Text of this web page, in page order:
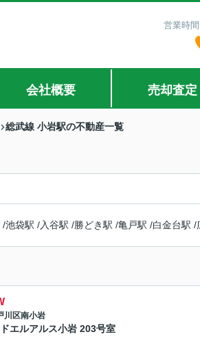
営業時
会社概要 売却査定
総武線 小岩駅の不動産一覧
/池袋駅 /入谷駅 /勝どき駅 /亀戸駅 /白金台駅 /
川区南小岩
エルアルス小岩 203号室